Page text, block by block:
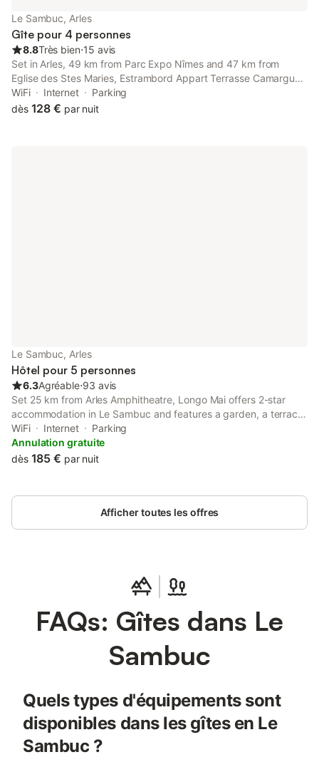
Le Sambuc, Arles
Gîte pour 4 personnes
8.8Très bien⋅15 avis
Set in Arles, 49 km from Parc Expo Nîmes and 47 km from
Eglise des Stes Maries, Estrambord Appart Terrasse Camargue
offers air conditioning. Free WiFi is available throughout the
property and Arles Amphitheatre is 25 km away.
WiFi Internet
Parking
dès 128 € par nuit
Le Sambuc, Arles
Hôtel pour 5 personnes
6.3Agréable⋅93 avis
Set 25 km from Arles Amphitheatre, Longo Mai offers 2-star
accommodation in Le Sambuc and features a garden, a terrace
and a restaurant.
WiFi Internet
Parking
Annulation gratuite
dès 185 € par nuit
Afficher toutes les offres
FAQs: Gîtes dans Le
Sambuc
Quels types d'équipements sont
disponibles dans les gîtes en Le
Sambuc ?